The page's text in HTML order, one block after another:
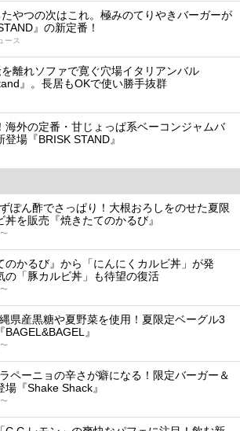
やつの次はこれ。極みのてりやきバーガーが
』の新定番！
ース
離れソファで寛ぐ穴場イタリアンバル
』。長居もOKで使い勝手抜群
海外の定番・甘じょっぱ系ベーコンジャムバ
登場『BRISK STAND』
ぽん酢でさっぱり！大根おろしをのせた夏限
丼を販売『焼きたてのかるび』
のかるび』から「にんにくカルビ丼」が発
の「豚カルビ丼」も待望の復活
県産黒糖や夏野菜を使用！夏限定ベーグル3
』
ペーニョの辛さが癖になる！限定バーガー＆
場『Shake Shack』